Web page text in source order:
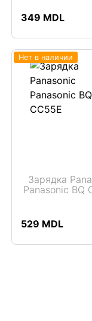
349 MDL
Нет в наличии
Зарядка
Panasonic BQ
529 MDL